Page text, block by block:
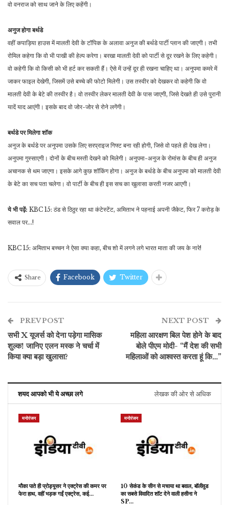
वो वनराज को साथ जाने के लिए कहेंगी।
अनुज होगा बर्थडे
वहीं कपाड़िया हाउस में मालती देवी के टॉपिक के अलावा अनुज की बर्थडे पार्टी प्लान की जाएगी। तभी
रोमिल कहेगा कि वो भी पाखी की हेल्प करेगा। बरखा मालती देवी को पार्टी से दूर रखने के लिए कहेगी।
वो कहेगी कि वो किसी को भी हर्ट कर सकती हैं। ऐसे में उन्हें दूर ही रखना चाहिए था। अनुपमा कमरे में
जाकर फाइल देखेगी, जिसमें उसे बच्चे की फोटो मिलेगी। उस तस्वीर को देखकर वो कहेगी कि वो
मालती देवी के बेटे की तस्वीर है। वो तस्वीर लेकर मालती देवी के पास जाएगी, जिसे देखते ही उसे पुरानी
यादें याद आएंगी। इसके बाद वो जोर-जोर से रोने लगेंगी।
बर्थडे पर मिलेगा शॉक
अनुज के बर्थडे पर अनुपमा उसके लिए सरप्राइज गिफ्ट बना रही होगी, जिसे वो पहले ही देख लेगा।
अनुपमा गुस्साएगी। दोनों के बीच मस्ती देखने को मिलेगी। अनुपमा-अनुज के रोमांस के बीच ही अनुज
अचानक से थम जाएगा। इसके आगे कुछ शॉकिंग होगा। अनुज के बर्थडे के बीच अनुपमा को मालती देवी
के बेटे का सच पता चलेगा। वो पार्टी के बीच ही इस सच का खुलासा करती नजर आएगी।
ये भी पढ़ें: KBC 15: ठंड से ठिठुर रहा था कंटेस्टेंट, अमिताभ ने पहनाई अपनी जैकेट, फिर 7 करोड़ के
सवाल पर…!
KBC 15: अमिताभ बच्चन ने ऐसा क्या कहा, बीच शो में लगने लगे भारत माता की जय के नारे!
Share Facebook Twitter
PREV POST
सभी X यूजर्स को देना पड़ेगा मासिक
शुल्क! जानिए एलन मस्क ने चर्चा में
किया क्या बड़ा खुलासा?
NEXT POST
महिला आरक्षण बिल पेश होने के बाद
बोले पीएम मोदी- “मैं देश की सभी
महिलाओं को आश्वस्त करता हूं कि…”
शयद आपको भी ये अच्छा लगे लेखक की ओर से अधिक
मनोरंजन
मौका पाते ही प्रोड्यूसर ने एक्ट्रेस की कमर पर
फेरा हाथ, वहीं भड़क गईं एक्ट्रेस, कई…
मनोरंजन
10 सेकंड के सीन से मचाया था बवाल, बॉलीवुड
का सबसे विवादित शॉट देने वाली हसीना ने
SP…